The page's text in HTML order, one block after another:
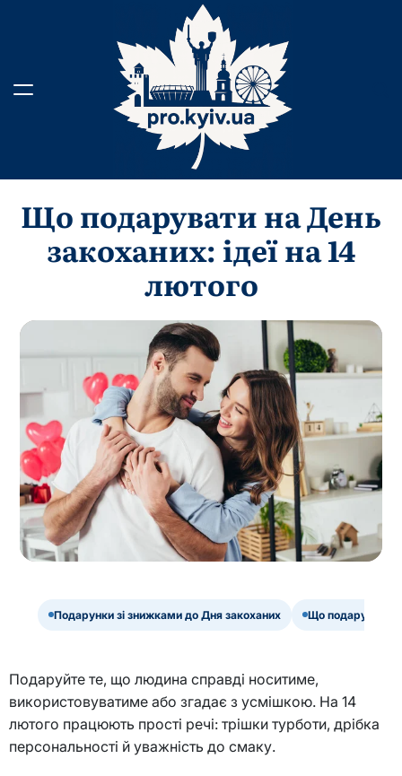
Що подарувати на День
закоханих: ідеї на 14
лютого
Подарунки зі знижками до Дня закоханих Що подарувати
Подаруйте те, що людина справді носитиме,
використовуватиме або згадає з усмішкою. На 14
лютого працюють прості речі: трішки турботи, дрібка
персональності й уважність до смаку.